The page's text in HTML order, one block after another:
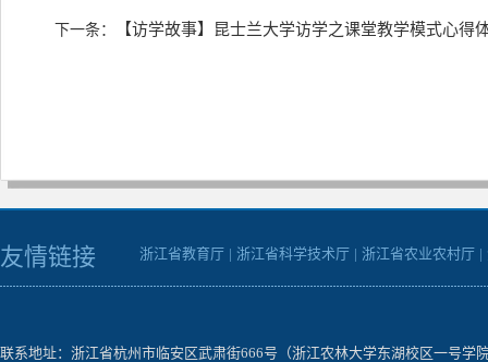
下一条： 【访学故事】昆士兰大学访学之课堂教学模式心得
友情链接 浙江省教育厅 | 浙江省科学技术厅 | 浙江省农业农村厅 |
联系地址：浙江省杭州市临安区武肃街666号（浙江农林大学东湖校区一号学